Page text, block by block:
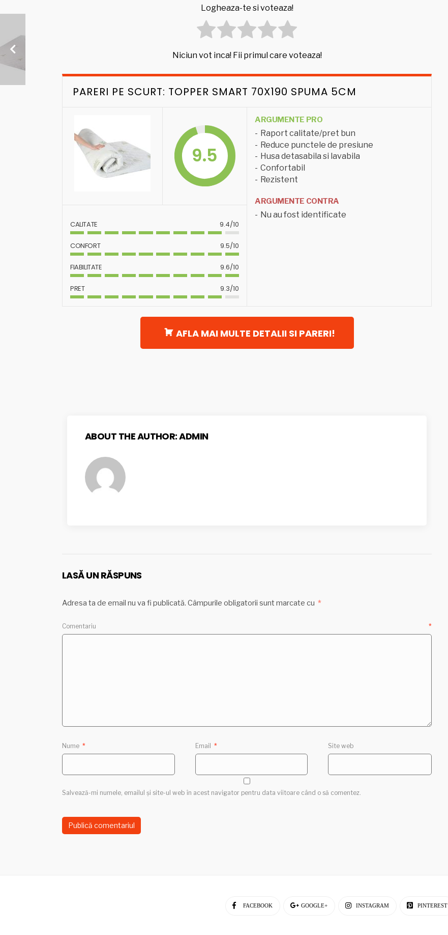
Logheaza-te si voteaza!
Niciun vot inca! Fii primul care voteaza!
PARERI PE SCURT: TOPPER SMART 70X190 SPUMA 5CM
9.5
CALITATE 9.4/10
CONFORT 9.5/10
FIABILITATE 9.6/10
PRET 9.3/10
ARGUMENTE PRO
Raport calitate/pret bun
Reduce punctele de presiune
Husa detasabila si lavabila
Confortabil
Rezistent
ARGUMENTE CONTRA
Nu au fost identificate
AFLA MAI MULTE DETALII SI PARERI!
ABOUT THE AUTHOR:ADMIN
LASĂ UN RĂSPUNS
Adresa ta de email nu va fi publicată. Câmpurile obligatorii sunt marcate cu *
Comentariu *
Nume * Email * Site web
Salvează-mi numele, emailul și site-ul web în acest navigator pentru data viitoare când o să comentez.
FACEBOOK GOOGLE+ INSTAGRAM PINTEREST